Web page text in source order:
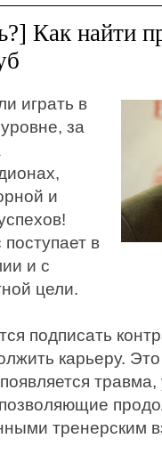
Как найти
играть в
за
и
в
и с
цели.
подписать
карьеру.
травма,
тренерским